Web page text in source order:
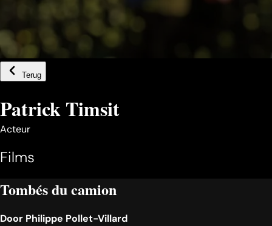
Terug
Patrick Timsit
Acteur
Films
Tombés du camion
Door Philippe Pollet-Villard